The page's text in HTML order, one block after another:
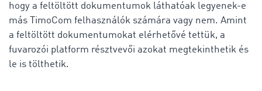
hogy a feltöltött dokumentumok láthatóak legyenek-e
más TimoCom felhasználók számára vagy nem. Amint
a feltöltött dokumentumokat elérhetővé tettük, a
fuvarozói platform résztvevői azokat megtekinthetik és
le is tölthetik.